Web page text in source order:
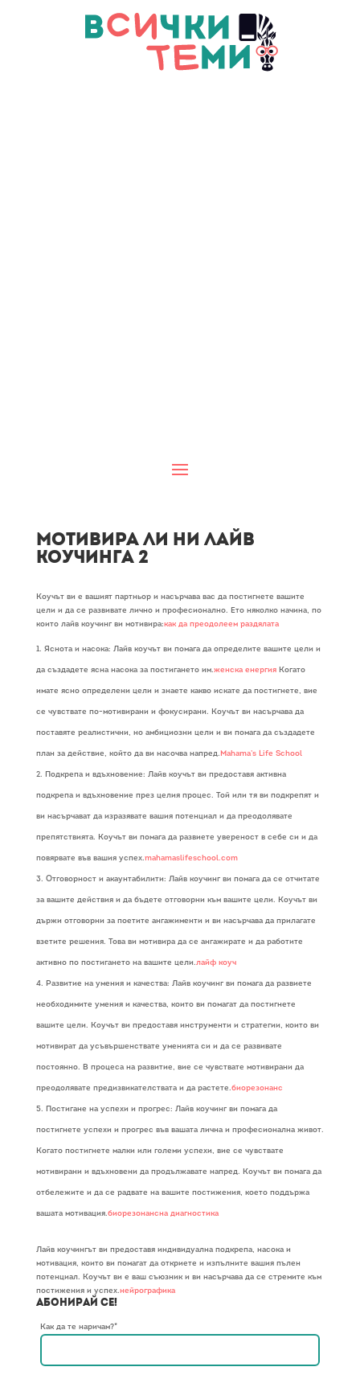
Мотивира ли ни лайв
коучинга 2
Коучът ви е вашият партньор и насърчава вас да постигнете вашите
цели и да се развивате лично и професионално. Ето няколко начина, по
които лайв коучинг ви мотивира:как да преодолеем раздялата
Яснота и насока: Лайв коучът ви помага да определите вашите цели и
да създадете ясна насока за постигането им.женска енергияКогато
имате ясно определени цели и знаете какво искате да постигнете, вие
се чувствате по-мотивирани и фокусирани. Коучът ви насърчава да
поставяте реалистични, но амбициозни цели и ви помага да създадете
план за действие, който да ви насочва напред.Mahama’s Life School
Подкрепа и вдъхновение: Лайв коучът ви предоставя активна
подкрепа и вдъхновение през целия процес. Той или тя ви подкрепят и
ви насърчават да изразявате вашия потенциал и да преодолявате
препятствията. Коучът ви помага да развиете увереност в себе си и да
повярвате във вашия успех.mahamaslifeschool.com
Отговорност и акаунтабилити: Лайв коучинг ви помага да се отчитате
за вашите действия и да бъдете отговорни към вашите цели. Коучът ви
държи отговорни за поетите ангажименти и ви насърчава да прилагате
взетите решения. Това ви мотивира да се ангажирате и да работите
активно по постигането на вашите цели.лайф коуч
Развитие на умения и качества: Лайв коучинг ви помага да развиете
необходимите умения и качества, които ви помагат да постигнете
вашите цели. Коучът ви предоставя инструменти и стратегии, които ви
мотивират да усъвършенствате уменията си и да се развивате
постоянно. В процеса на развитие, вие се чувствате мотивирани да
преодолявате предизвикателствата и да растете.биорезонанс
Постигане на успехи и прогрес: Лайв коучинг ви помага да
постигнете успехи и прогрес във вашата лична и професионална живот.
Когато постигнете малки или големи успехи, вие се чувствате
мотивирани и вдъхновени да продължавате напред. Коучът ви помага да
отбележите и да се радвате на вашите постижения, което поддържа
вашата мотивация.биорезонансна диагностика
Лайв коучингът ви предоставя индивидуална подкрепа, насока и
мотивация, които ви помагат да откриете и изпълните вашия пълен
потенциал. Коучът ви е ваш съюзник и ви насърчава да се стремите към
постижения и успех.нейрографика
Абонирай се!
Как да те наричам?*